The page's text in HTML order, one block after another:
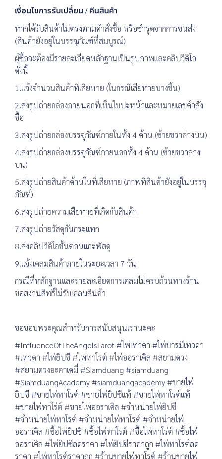
เงื่อนไขการรับเปลี่ยน / คืนสินค้า
หากได้รับสินค้าไม่ตรงตามคำสั่งซื้อ หรือชำรุดจากการขนส่ง
(สินค้ายังอยู่ในบรรจุภัณฑ์ที่สมบูรณ์)
ผู้ซื้อจะต้องมีรายละเอียดหลักฐานเป็นรูปภาพและคลิปวิดิโอ
ดังนี้
1.แจ้งจำนวนสินค้าที่เสียหาย (ในกรณีเสียหายบางชิ้น)
2.ส่งรูปถ่ายกล่องภายนอกที่เห็นใบปะหน้าและหมายเลขคำสั่ง
ซื้อ
3.ส่งรูปถ่ายกล่องบรรจุภัณฑ์ภายในทั้ง 4 ด้าน (ซ้ายขวาล่างบน)
4.ส่งรูปถ่ายกล่องบรรจุภัณฑ์ภายนอกทั้ง 4 ด้าน (ซ้ายขวาล่าง
บน)
5.ส่งรูปถ่ายสินค้าด้านในที่เสียหาย (ภาพที่สินค้ายังอยู่ในบรรจุ
ภัณฑ์)
6.ส่งรูปถ่ายความเสียหายที่เกิดกับสินค้า
7.ส่งรูปถ่ายวัสดุกันกระแทก
8.ส่งคลิปวิดิโอขั้นตอนแกะพัสดุ
9.แจ้งเคลมสินค้าภายในระยะเวลา 7 วัน
กรณีที่หลักฐานและรายละเอียดการเคลมไม่ครบถ้วนทางร้าน
ขอสงวนสิทธิ์ไม่รับเคลมสินค้า
ขอขอบพระคุณสำหรับการสนับสนุนเรานะคะ
#InfluenceOfTheAngelsTarot #ไพ่เทวดา #ไพ่บารมีเทวดา
#เทวดา #ไพ่ยิปซี #ไพ่ทาโรต์ #ไพ่ออราเคิล #สยามดวง
#สยามดวงอะคาเดมี่ #Siamduang #siamduang
#SiamduangAcademy #siamduangacademy #ขายไพ่
ยิปซี #ขายไพ่ทาโรต์ #ขายไพ่ยิปซีแท้ #ขายไพ่ทาโรต์แท้
#ขายไพ่ทาโร่ต์ #ขายไพ่ออราเคิล #จำหน่ายไพ่ยิปซี
#จำหน่ายไพ่ทาโรต์ #จำหน่ายไพ่ทาโร่ต์ #จำหน่ายไพ่
ออราเคิล #ซื้อไพ่ยิปซี #ซื้อไพ่ทาโรต์ #ซื้อไพ่ทาโร่ต์ #ซื้อไพ่
ออราเคิล #ไพ่ยิปซีลดราคา #ไพ่ยิปซีราคาถูก #ไพ่ทาโรต์ลด
ราคา #ไพ่ทาโรต์ราคาถูก #ร้านขายไพ่ทาโรต์ #ร้านขายไพ่